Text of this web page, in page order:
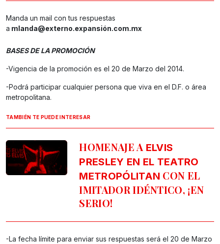
Manda un mail con tus respuestas
a mlanda@externo.expansión.com.mx
BASES DE LA PROMOCIÓN
-Vigencia de la promoción es el 20 de Marzo del 2014.
-Podrá participar cualquier persona que viva en el D.F. o área
metropolitana.
TAMBIÉN TE PUEDE INTERESAR
HOMENAJE AELVIS
PRESLEY EN EL TEATRO
METROPÓLITAN CON EL
IMITADOR IDÉNTICO, ¡EN
SERIO!
-La fecha límite para enviar sus respuestas será el 20 de Marzo